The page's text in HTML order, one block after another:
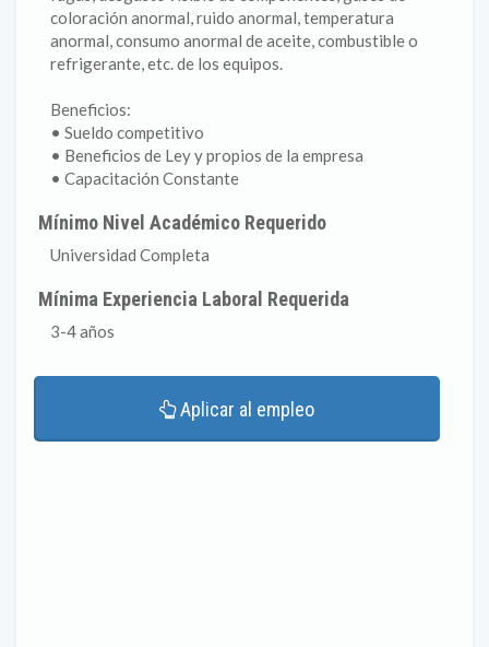
coloración anormal, ruido anormal, temperatura
anormal, consumo anormal de aceite, combustible o
refrigerante, etc. de los equipos.
Beneficios:
• Sueldo competitivo
• Beneficios de Ley y propios de la empresa
• Capacitación Constante
Mínimo Nivel Académico Requerido
Universidad Completa
Mínima Experiencia Laboral Requerida
3-4 años
Aplicar al empleo